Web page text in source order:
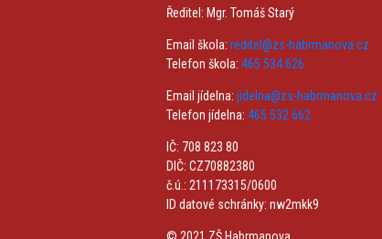
Ředitel: Mgr. Tomáš Starý
Email škola: reditel@zs-habrmanova.cz
Telefon škola: 465 534 626
Email jídelna: jidelna@zs-habrmanova.cz
Telefon jídelna: 465 532 662
IČ: 708 823 80
DIČ: CZ70882380
č.ú.: 211173315/0600
ID datové schránky: nw2mkk9